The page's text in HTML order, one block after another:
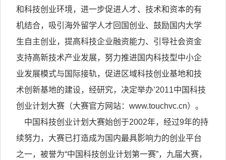
和科技创业环境，进一步促进人才、技术和资本的有
机结合，吸引海外留学人才回国创业、鼓励国内大学
生自主创业，提高科技企业融资能力、引导社会资金
支持高新技术产业发展，努力推进国内科技型中小企
业发展模式与国际接轨，促进区域科技创业基地和技
术创新基地的建设，经研究，决定举办’2011中国科技
创业计划大赛（大赛官方网站：www.touchvc.cn）。
中国科技创业计划大赛始创于2002年，经过9年的持
续努力，大赛已打造成为国内最具影响力的创业平台
之一，被誉为“中国科技创业计划第一赛”，九届大赛，